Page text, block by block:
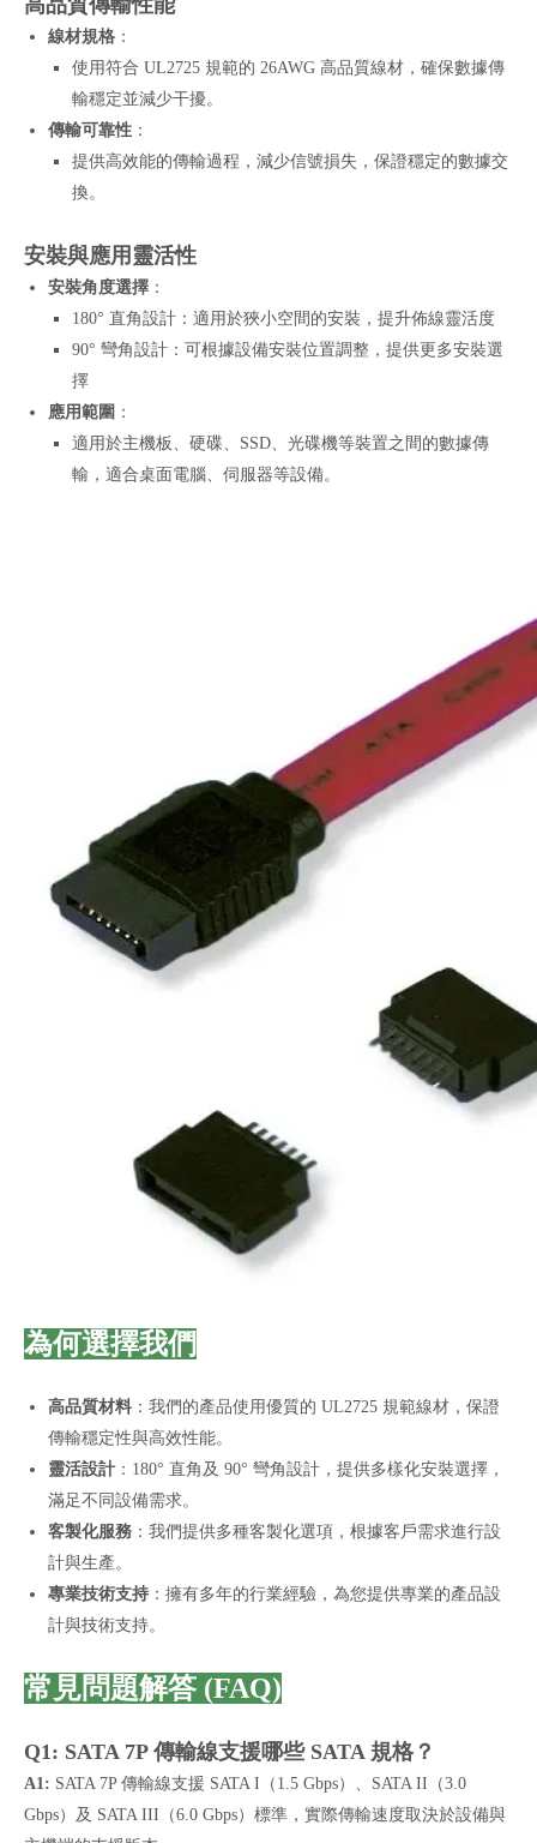
高品質傳輸性能
線材規格 ：
使用符合 UL2725 規範的 26AWG 高品質線材，確保數據傳
輸穩定並減少干擾。
傳輸可靠性 ：
提供高效能的傳輸過程，減少信號損失，保證穩定的數據交
換。
安裝與應用靈活性
安裝角度選擇 ：
180° 直角設計：適用於狹小空間的安裝，提升佈線靈活度
90° 彎角設計：可根據設備安裝位置調整，提供更多安裝選
擇
應用範圍 ：
適用於主機板、硬碟、SSD、光碟機等裝置之間的數據傳
輸，適合桌面電腦、伺服器等設備。
為何選擇我們
高品質材料 ：我們的產品使用優質的 UL2725 規範線材，保證
傳輸穩定性與高效性能。
靈活設計 ：180° 直角及 90° 彎角設計，提供多樣化安裝選擇，
滿足不同設備需求。
客製化服務 ：我們提供多種客製化選項，根據客戶需求進行設
計與生產。
專業技術支持 ：擁有多年的行業經驗，為您提供專業的產品設
計與技術支持。
常見問題解答 (FAQ)
Q1: SATA 7P 傳輸線支援哪些 SATA 規格？
A1: SATA 7P 傳輸線支援 SATA I（1.5 Gbps）、SATA II（3.0
Gbps）及 SATA III（6.0 Gbps）標準，實際傳輸速度取決於設備與